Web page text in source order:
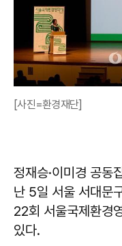
[사진=환경재단]
정재승·이미경 공동
난 5일 서울 서대문
22회 서울국제환경
있다.